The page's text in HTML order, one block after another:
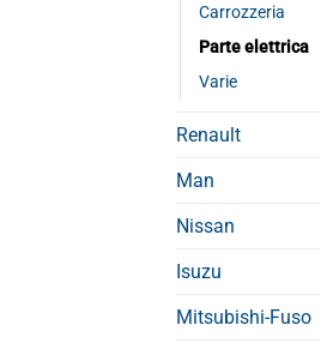
Carrozzeria
Parte elettrica
Varie
Renault
Man
Nissan
Isuzu
Mitsubishi-Fuso